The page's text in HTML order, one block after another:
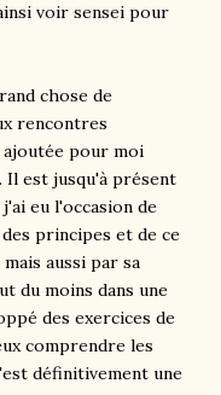
voir sensei pour
chose de
rencontres
ajoutée pour moi
Il est jusqu'à présent
eu l'occasion de
principes et de ce
aussi par sa
du moins dans une
des exercices de
comprendre les
définitivement une